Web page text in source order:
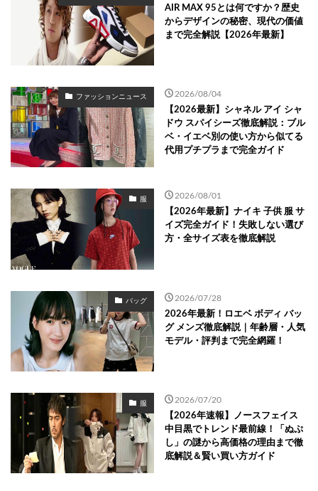
AIR MAX 95とは何ですか？歴史
からデザインの秘密、現代の価値
まで完全解説【2026年最新】
ファッションニュース 2026/08/04
【2026最新】シャネル アイ シャ
ドウ スパイシーズ徹底解説：ブル
ベ・イエベ別の使い方から似てる
代用プチプラまで完全ガイド
服 2026/08/01
【2026年最新】ナイキ 子供 服 サ
イズ完全ガイド！失敗しない選び
方・全サイズ表を徹底解説
バッグ 2026/07/28
2026年最新！ロエベ ボディ バッ
グ メンズ徹底解説｜年齢層・人気
モデル・評判まで完全網羅！
服 2026/07/20
【2026年速報】ノースフェイス
中目黒でトレンド最前線！「ぬぷ
し」の謎から高価格の理由まで徹
底解説＆賢い買い方ガイド